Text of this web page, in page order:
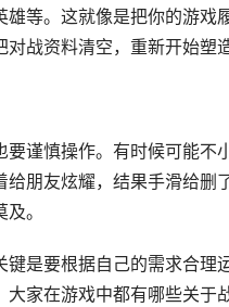
等。这就像是把你的游戏
战资料清空，重新开始塑
谨慎操作。有时候可能
朋友炫耀，结果手滑给删
。
是要根据自己的需求合理
家在游戏中都有哪些关于